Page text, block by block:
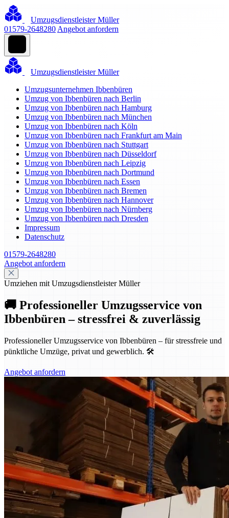
Umzugsdienstleister Müller
01579-2648280 Angebot anfordern
Umzugsdienstleister Müller
Umzugsunternehmen Ibbenbüren
Umzug von Ibbenbüren nach Berlin
Umzug von Ibbenbüren nach Hamburg
Umzug von Ibbenbüren nach München
Umzug von Ibbenbüren nach Köln
Umzug von Ibbenbüren nach Frankfurt am Main
Umzug von Ibbenbüren nach Stuttgart
Umzug von Ibbenbüren nach Düsseldorf
Umzug von Ibbenbüren nach Leipzig
Umzug von Ibbenbüren nach Dortmund
Umzug von Ibbenbüren nach Essen
Umzug von Ibbenbüren nach Bremen
Umzug von Ibbenbüren nach Hannover
Umzug von Ibbenbüren nach Nürnberg
Umzug von Ibbenbüren nach Dresden
Impressum
Datenschutz
01579-2648280
Angebot anfordern
Umziehen mit Umzugsdienstleister Müller
🚚 Professioneller Umzugsservice von
Ibbenbüren – stressfrei & zuverlässig
Professioneller Umzugsservice von Ibbenbüren – für stressfreie und
pünktliche Umzüge, privat und gewerblich. 🛠️
Angebot anfordern